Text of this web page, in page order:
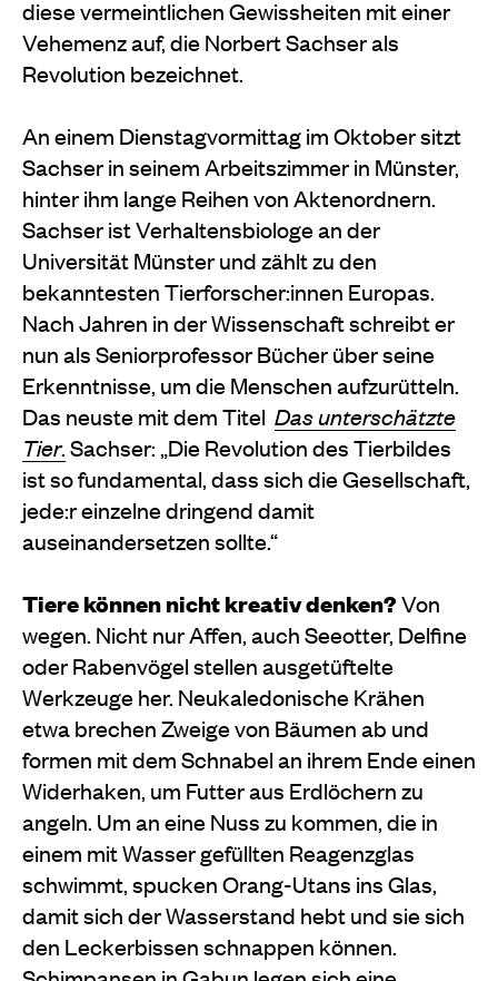
diese vermeintlichen Gewissheiten mit einer
Vehemenz auf, die Norbert Sachser als
Revolution bezeichnet.
An einem Dienstagvormittag im Oktober sitzt
Sachser in seinem Arbeitszimmer in Münster,
hinter ihm lange Reihen von Aktenordnern.
Sachser ist Verhaltensbiologe an der
Universität Münster und zählt zu den
bekanntesten Tierforscher:innen Europas.
Nach Jahren in der Wissenschaft schreibt er
nun als Seniorprofessor Bücher über seine
Erkenntnisse, um die Menschen aufzurütteln.
Das neuste mit dem Titel Das unterschätzte
Tier.Sachser: „Die Revolution des Tierbildes
ist so fundamental, dass sich die Gesellschaft,
jede:r einzelne dringend damit
auseinandersetzen sollte.“
Tiere können nicht kreativ denken?Von
wegen. Nicht nur Affen, auch Seeotter, Delfine
oder Rabenvögel stellen ausgetüftelte
Werkzeuge her. Neukaledonische Krähen
etwa brechen Zweige von Bäumen ab und
formen mit dem Schnabel an ihrem Ende einen
Widerhaken, um Futter aus Erdlöchern zu
angeln. Um an eine Nuss zu kommen, die in
einem mit Wasser gefüllten Reagenzglas
schwimmt, spucken Orang-Utans ins Glas,
damit sich der Wasserstand hebt und sie sich
den Leckerbissen schnappen können.